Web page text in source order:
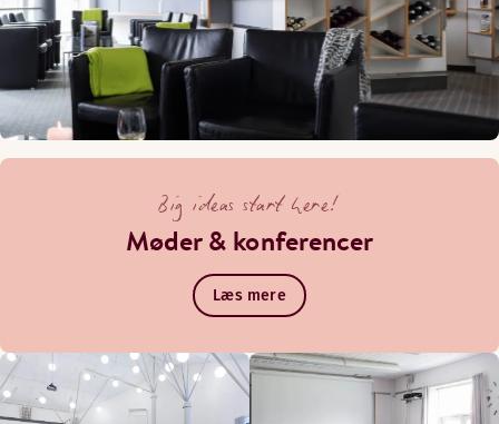
Big ideas start here!
Møder & konferencer
Læs mere